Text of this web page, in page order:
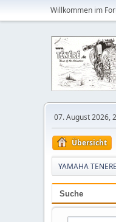
Willkommen im
07. August 2026,
Übersicht
YAMAHA
Suche